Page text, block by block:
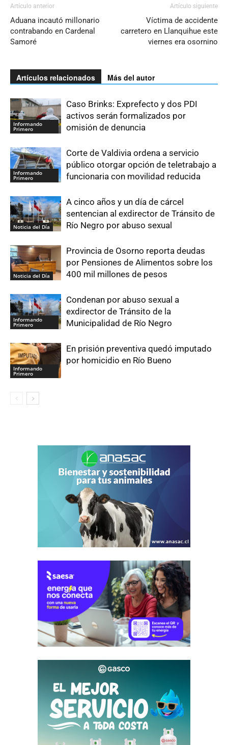
Artículo anterior
Aduana incautó millonario
contrabando en Cardenal
Samoré
Artículo siguiente
Víctima de accidente
carretero en Llanquihue este
viernes era osornino
Artículos relacionados Más del autor
Informando
Primero
Caso Brinks: Exprefecto y dos PDI
activos serán formalizados por
omisión de denuncia
Informando
Primero
Corte de Valdivia ordena a servicio
público otorgar opción de teletrabajo a
funcionaria con movilidad reducida
Noticia del Día
A cinco años y un día de cárcel
sentencian al exdirector de Tránsito de
Río Negro por abuso sexual
Noticia del Día
Provincia de Osorno reporta deudas
por Pensiones de Alimentos sobre los
400 mil millones de pesos
Informando
Primero
Condenan por abuso sexual a
exdirector de Tránsito de la
Municipalidad de Río Negro
Informando
Primero
En prisión preventiva quedó imputado
por homicidio en Río Bueno